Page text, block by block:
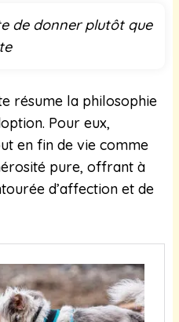
de donner plutôt que
résume la philosophie
Pour eux,
en fin de vie comme
pure, offrant à
d’affection et de